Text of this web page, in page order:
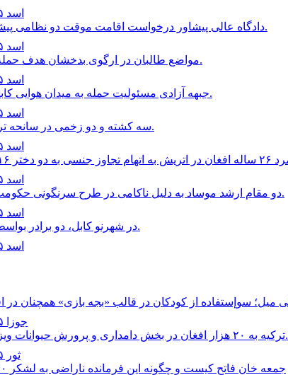
۱۷ اسد ۱۴۰۵، ۱۳:۰۵
دادگاه عالى پيشاور درخواست اقامت موقت دو نظامى پيشين افغان را رد كرد.
۱۷ اسد ۱۴۰۵، ۱۲:۴۳
مواضع طالبان در ارگوى بدخشان هدف حمله راكتى قرار گرفت.
۱۷ اسد ۱۴۰۵، ۱۲:۳۴
جبهه آزادى مسئوليت حمله به ميدان هوايى كابل را بر عهده گرفت.
۱۷ اسد ۱۴۰۵، ۱۲:۲۷
سه كشته و دو زخمى در سانحه ترافيكى در ولايت بلخ.
۱۷ اسد ۱۴۰۵، ۱۲:۲۱
۱۷ اسد ۱۴۰۵، ۱۲:۰۶
دو مقام ارشد موساد به دليل ناكامى در طرح سرنگونى حكومت ايران بركنار شدند.
۱۷ اسد ۱۴۰۵، ۱۱:۴۸
در شهرنو کابل، دو برادر بواسطه چاقو کشته شدند.
۱۷ اسد ۱۴۰۵، ۰۱:۱۸
۱۰ جوزا ۱۴۰۵، ۲۳:۲۴
ترکیه به ۲۰ هزار افغان در بخش دامداری و پرورش حیوانات ویزای کاری داده است.
۲۶ ثور ۱۴۰۵، ۰۷:۲۵
جمعه خان فاتح كيست و چگونه اين فرمانده ناراضى به لشكر ١٠ هزار نفرى رسيد؟